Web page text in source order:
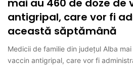
mai au 460 de doze de
antigripal, care vor fi
această săptămână
Medicii de familie din județul Alba
vaccin antigripal, care vor fi